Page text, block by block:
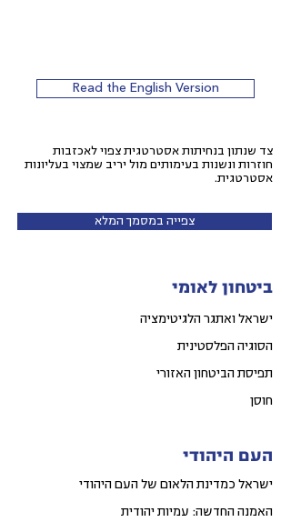
Read the English Version
צד שנתון בנחיתות אסטרטגית צפוי לאכזבות
חוזרות ונשנות בעימותים מול יריב שמצוי בעליונות
אסטרטגית.
צפייה במסמך המלא
ביטחון לאומי
ישראל ואתגר הלגיטימציה
הסוגיה הפלסטינית
תפיסת הביטחון האזורי
חוסן
העם היהודי
ישראל כמדינת הלאום של העם היהודי
האמנה החדשה: עמיות יהודית